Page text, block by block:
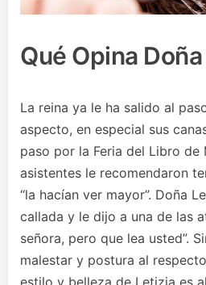
Qué Opina
La reina ya le ha salido al
aspecto, en especial sus
paso por la Feria del Libro de
asistentes le recomendaron
“la hacían ver mayor”. Doña
callada y le dijo a una de las
señora, pero que lea usted”.
malestar y postura al
estilo y belleza de Letizia es